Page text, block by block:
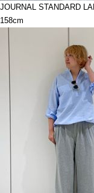
JOURNAL STANDARD
158cm